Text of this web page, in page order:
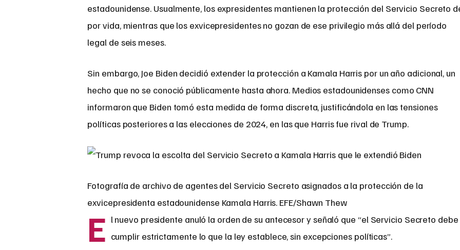
estadounidense. Usualmente, los expresidentes mantienen la protección del Servicio Secreto
por vida, mientras que los exvicepresidentes no gozan de ese privilegio más allá del período
legal de seis meses.
Sin embargo, Joe Biden decidió extender la protección a Kamala Harris por un año adicional, un
hecho que no se conoció públicamente hasta ahora. Medios estadounidenses como CNN
informaron que Biden tomó esta medida de forma discreta, justificándola en las tensiones
políticas posteriores a las elecciones de 2024, en las que Harris fue rival de Trump.
Fotografía de archivo de agentes del Servicio Secreto asignados a la protección de la
exvicepresidenta estadounidense Kamala Harris. EFE/Shawn Thew
E l nuevo presidente anuló la orden de su antecesor y señaló que “el Servicio Secreto debe
cumplir estrictamente lo que la ley establece, sin excepciones políticas”.